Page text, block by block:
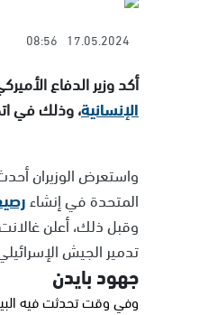
17.05.2024
08:56
أكد وزير الدفاع
الإنسانية، وذلك في
واستعرض الوزيران
المتحدة في إنشاء
وقبل ذلك، أعلن
تدمير الجيش
جهود بايدن
وفي وقت تحدثت فيه